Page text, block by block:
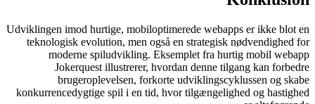
Udviklingen imod hurtige, mobiloptimerede webapps er ikke blot en
teknologisk evolution, men også en strategisk nødvendighed for
moderne spiludvikling. Eksemplet fra hurtig mobil webapp
Jokerquest illustrerer, hvordan denne tilgang kan forbedre
brugeroplevelsen, forkorte udviklingscyklussen og skabe
konkurrencedygtige spil i en tid, hvor tilgængelighed og hastighed